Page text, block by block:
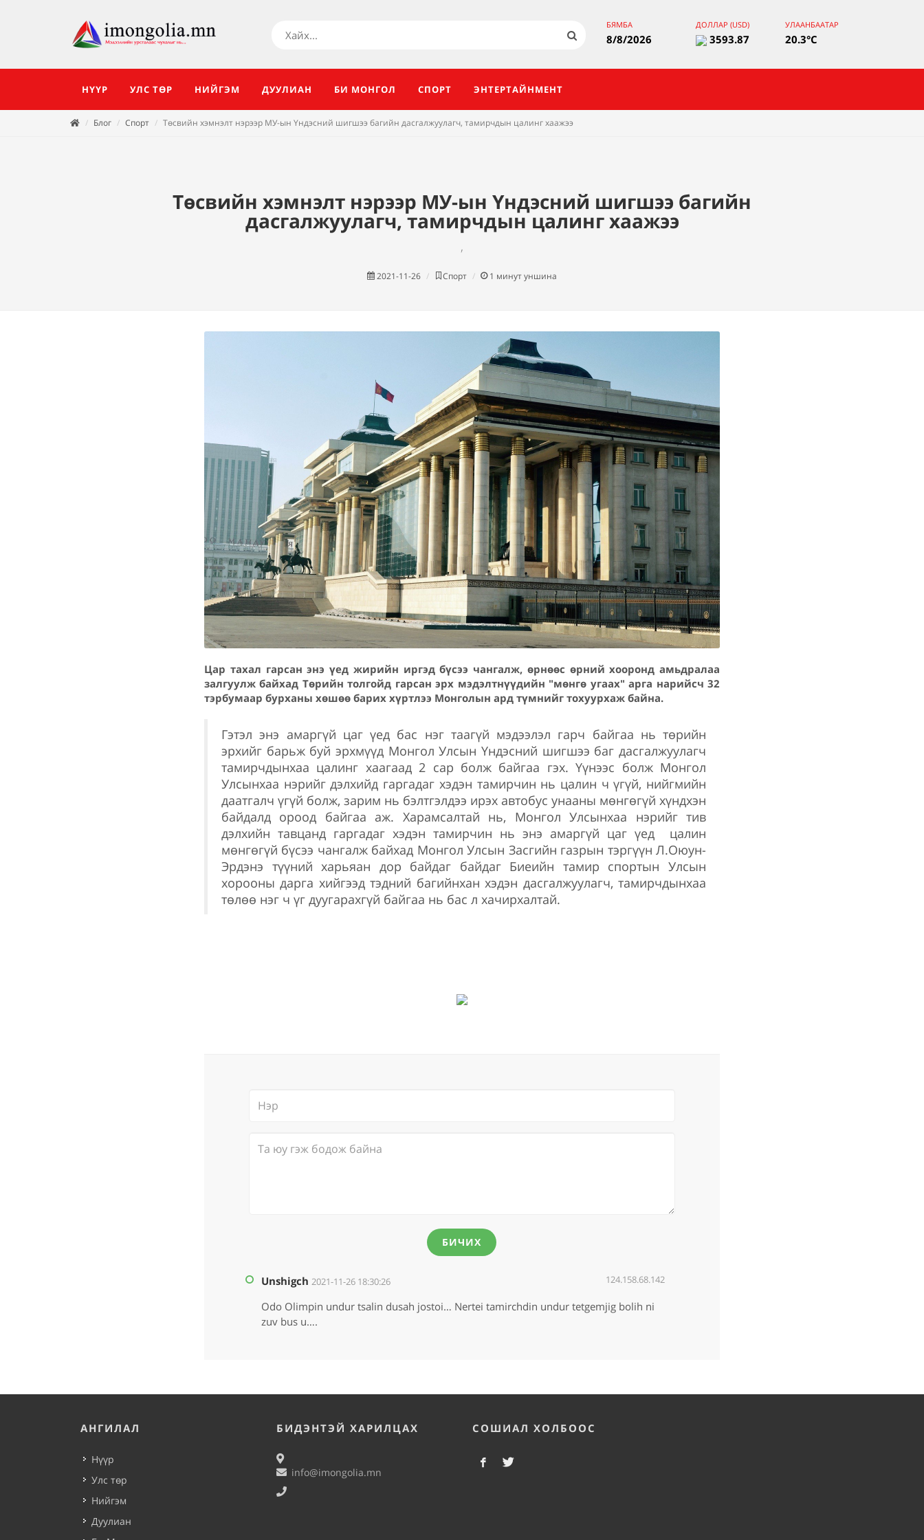
БЯМБА
8/8/2026
ДОЛЛАР (USD)
3593.87
УЛААНБААТАР
20.3°C
НҮҮР УЛС ТӨР НИЙГЭМ ДУУЛИАН БИ МОНГОЛ СПОРТ ЭНТЕРТАЙНМЕНТ
Блог Спорт Төсвийн хэмнэлт нэрээр МУ-ын Үндэсний шигшээ багийн дасгалжуулагч, тамирчдын цалинг хаажээ
Төсвийн хэмнэлт нэрээр МУ-ын Үндэсний шигшээ багийн
дасгалжуулагч, тамирчдын цалинг хаажээ
,
2021-11-26 Спорт 1 минут уншина
Цар тахал гарсан энэ үед жирийн иргэд бүсээ чангалж, өрнөөс өрний хооронд амьдралаа
залгуулж байхад Төрийн толгойд гарсан эрх мэдэлтнүүдийн "мөнгө угаах" арга нарийсч 32
тэрбумаар бурханы хөшөө барих хүртлээ Монголын ард түмнийг тохуурхаж байна.
Гэтэл энэ амаргүй цаг үед бас нэг таагүй мэдээлэл гарч байгаа нь төрийн
эрхийг барьж буй эрхмүүд Монгол Улсын Үндэсний шигшээ баг дасгалжуулагч
тамирчдынхаа цалинг хаагаад 2 сар болж байгаа гэх. Үүнээс болж Монгол
Улсынхаа нэрийг дэлхийд гаргадаг хэдэн тамирчин нь цалин ч үгүй, нийгмийн
даатгалч үгүй болж, зарим нь бэлтгэлдээ ирэх автобус унааны мөнгөгүй хүндхэн
байдалд ороод байгаа аж. Харамсалтай нь, Монгол Улсынхаа нэрийг тив
дэлхийн тавцанд гаргадаг хэдэн тамирчин нь энэ амаргүй цаг үед цалин
мөнгөгүй бүсээ чангалж байхад Монгол Улсын Засгийн газрын тэргүүн Л.Оюун-
Эрдэнэ түүний харьяан дор байдаг байдаг Биеийн тамир спортын Улсын
хорооны дарга хийгээд тэдний багийнхан хэдэн дасгалжуулагч, тамирчдынхаа
төлөө нэг ч үг дуугарахгүй байгаа нь бас л хачирхалтай.
БИЧИХ
Unshigch 2021-11-26 18:30:26 124.158.68.142
Odo Olimpin undur tsalin dusah jostoi… Nertei tamirchdin undur tetgemjig bolih ni
zuv bus u….
АНГИЛАЛ
Нүүр
Улс төр
Нийгэм
Дуулиан
БИДЭНТЭЙ ХАРИЛЦАХ
info@imongolia.mn
СОШИАЛ ХОЛБООС